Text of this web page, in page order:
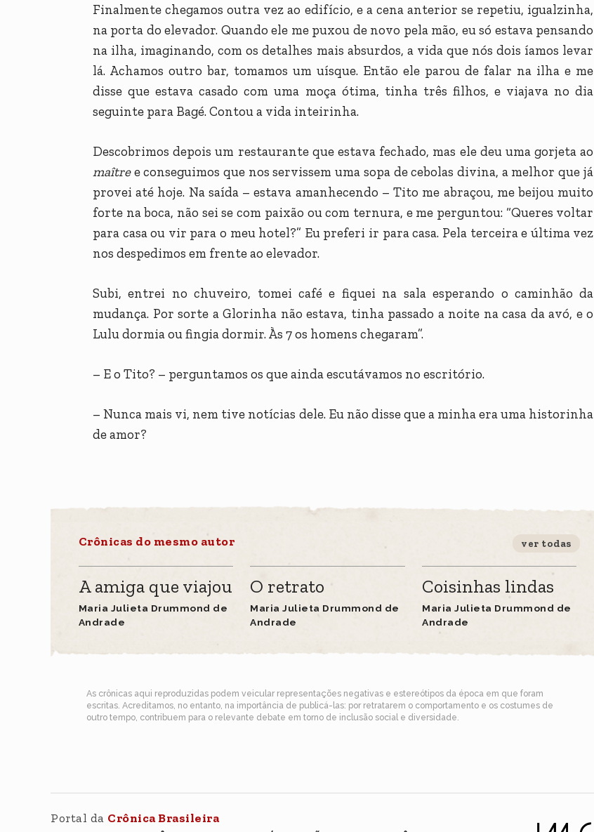
Finalmente chegamos outra vez ao edifício, e a cena anterior se repetiu, igualzinha,
na porta do elevador. Quando ele me puxou de novo pela mão, eu só estava pensando
na ilha, imaginando, com os detalhes mais absurdos, a vida que nós dois íamos levar
lá. Achamos outro bar, tomamos um uísque. Então ele parou de falar na ilha e me
disse que estava casado com uma moça ótima, tinha três filhos, e viajava no dia
seguinte para Bagé. Contou a vida inteirinha.
Descobrimos depois um restaurante que estava fechado, mas ele deu uma gorjeta ao
maîtree conseguimos que nos servissem uma sopa de cebolas divina, a melhor que já
provei até hoje. Na saída – estava amanhecendo – Tito me abraçou, me beijou muito
forte na boca, não sei se com paixão ou com ternura, e me perguntou: “Queres voltar
para casa ou vir para o meu hotel?” Eu preferi ir para casa. Pela terceira e última vez
nos despedimos em frente ao elevador.
Subi, entrei no chuveiro, tomei café e fiquei na sala esperando o caminhão da
mudança. Por sorte a Glorinha não estava, tinha passado a noite na casa da avó, e o
Lulu dormia ou fingia dormir. Às 7 os homens chegaram”.
– E o Tito? – perguntamos os que ainda escutávamos no escritório.
– Nunca mais vi, nem tive notícias dele. Eu não disse que a minha era uma historinha
de amor?
Crônicas do mesmo autor ver todas
A amiga que viajou
Maria Julieta Drummond de
Andrade
O retrato
Maria Julieta Drummond de
Andrade
Coisinhas lindas
Maria Julieta Drummond de
Andrade
As crônicas aqui reproduzidas podem veicular representações negativas e estereótipos da época em que foram
escritas. Acreditamos, no entanto, na importância de publicá-las: por retratarem o comportamento e os costumes de
outro tempo, contribuem para o relevante debate em torno de inclusão social e diversidade.
Portal da Crônica Brasileira